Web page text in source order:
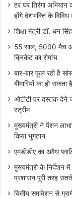
हर घर तिरंगा
होंगे देशभक्ति के विविध
शिक्षा मंत्री डॉ. धन
55 साल, 5000 मैच
क्रिकेट का रोमांच
बार-बार फूल रही है
बीमारियों का हो
ओटीटी पर दस्तक देने जा
स्ट्रीम
मुख्यमंत्री ने पेंशन
किया भुगतान
एमडीडीए का अवैध
मुख्यमंत्री के निर्देशन में
प्रशासन पूरी तरह
वित्तीय समावेशन से